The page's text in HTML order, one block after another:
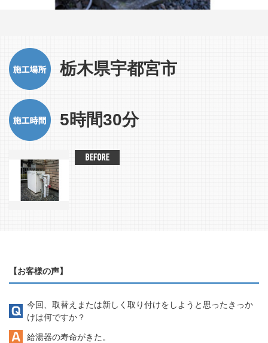
栃木県宇都宮市
5時間30分
【お客様の声】
今回、取替えまたは新しく取り付けをしようと思ったきっか
けは何ですか？
給湯器の寿命がきた。